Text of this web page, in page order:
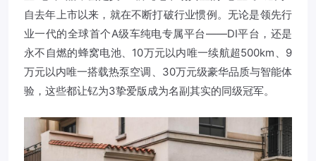
自去年上市以来，就在不断打破行业惯例。无论是领先行
业一代的全球首个A级车纯电专属平台——DI平台，还是
永不自燃的蜂窝电池、10万元以内唯一续航超500km、9
万元以内唯一搭载热泵空调、30万元级豪华品质与智能体
验，这些都让钇为3挚爱版成为名副其实的同级冠军。